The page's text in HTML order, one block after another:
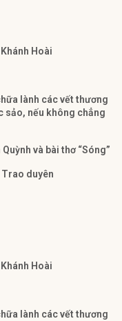
Hoài
lành các vết thương
sảo, nếu không chẳng
và bài thơ “Sóng”
duyên
Hoài
lành các vết thương